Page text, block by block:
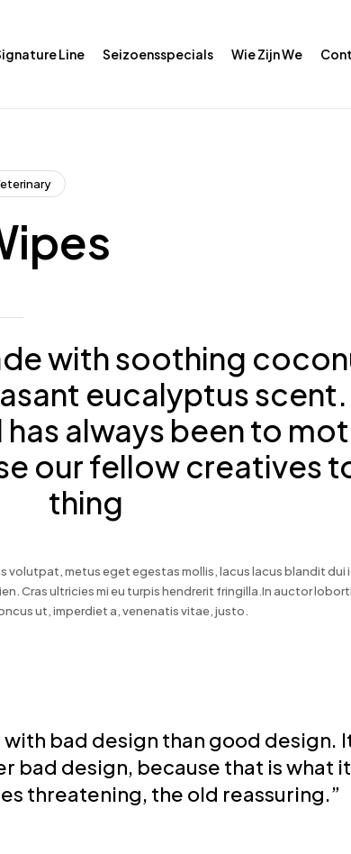
Line Seizoensspecials Wie Zijn We
with soothing
eucalyptus
always been to
our fellow creatives
thing
volutpat, metus eget egestas mollis, lacus lacus blandit dui
Cras ultricies mi eu turpis hendrerit fringilla.In auctor
ut, imperdiet a, venenatis vitae, justo.
bad design than good design.
bad design, because that is what
threatening, the old reassuring.”